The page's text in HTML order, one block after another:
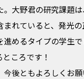
大野君の研究課題
れていると、発光
めるタイプの学生
ころです！
後ともよろしくお願